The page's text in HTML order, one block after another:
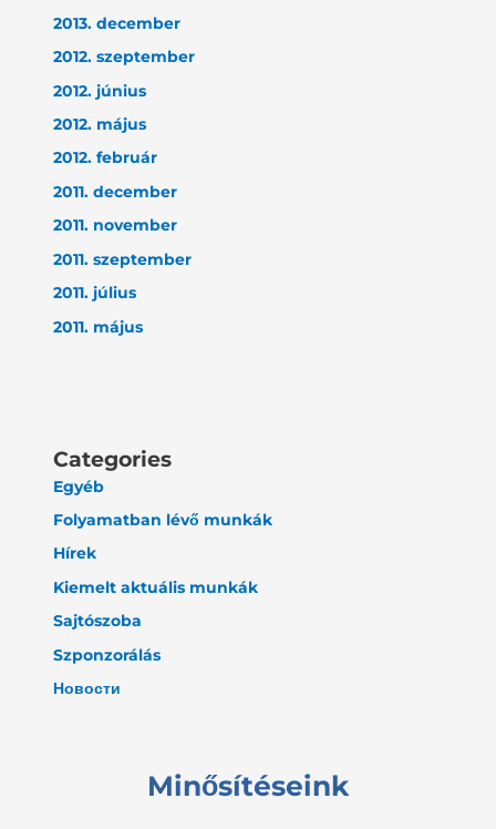
2013. december
2012. szeptember
2012. június
2012. május
2012. február
2011. december
2011. november
2011. szeptember
2011. július
2011. május
Categories
Egyéb
Folyamatban lévő munkák
Hírek
Kiemelt aktuális munkák
Sajtószoba
Szponzorálás
Новости
Minősítéseink